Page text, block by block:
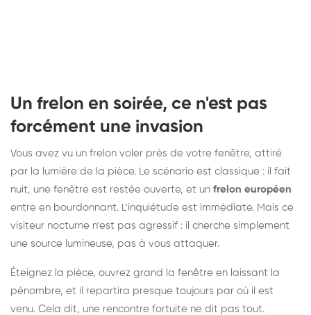
Un frelon en soirée, ce n'est pas
forcément une invasion
Vous avez vu un frelon voler près de votre fenêtre, attiré
par la lumière de la pièce. Le scénario est classique : il fait
nuit, une fenêtre est restée ouverte, et un frelon européen
entre en bourdonnant. L'inquiétude est immédiate. Mais ce
visiteur nocturne n'est pas agressif : il cherche simplement
une source lumineuse, pas à vous attaquer.
Éteignez la pièce, ouvrez grand la fenêtre en laissant la
pénombre, et il repartira presque toujours par où il est
venu. Cela dit, une rencontre fortuite ne dit pas tout.